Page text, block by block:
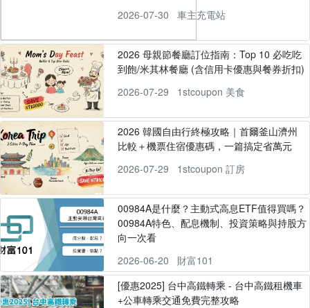
2026-07-30
車主充電站
2026 母親節餐廳訂位指南：Top 10 必吃吃
到飽/米其林餐廳 (含信用卡優惠與餐券折扣)
2026-07-29
1stcoupon 美食
2026 韓國自由行終極攻略｜首爾釜山濟州
比較＋機票住宿優惠碼，一篇搞定省萬元
2026-07-29
1stcoupon 訂房
00984A是什麼？主動式高息ETF值得買嗎？
00984A特色、配息機制、投資策略與持股方
向一次看
2026-06-20
財富101
[優惠2025] 台中高鐵轉乘 - 台中高鐵租機車
+公車轉乘交通免費完整攻略